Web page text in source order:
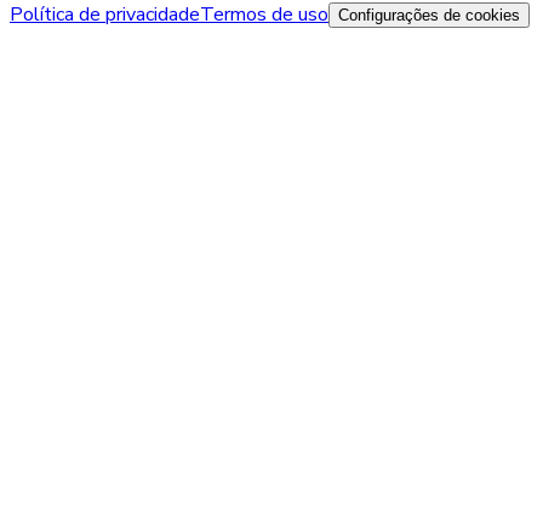
Política de privacidadeTermos de uso Configurações de cookies